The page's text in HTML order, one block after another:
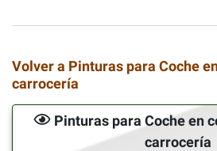
Volver a Pinturas para Coche
carrocería
Pinturas para Coche en
carrocería